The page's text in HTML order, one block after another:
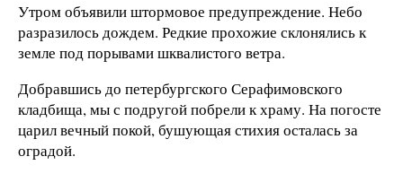
Утром объявили штормовое предупреждение. Небо
разразилось дождем. Редкие прохожие склонялись к
земле под порывами шквалистого ветра.
Добравшись до петербургского Серафимовского
кладбища, мы с подругой побрели к храму. На погосте
царил вечный покой, бушующая стихия осталась за
оградой.